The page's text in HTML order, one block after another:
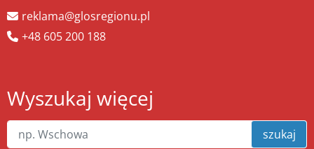
reklama@glosregionu.pl
+48 605 200 188
Wyszukaj więcej
szukaj